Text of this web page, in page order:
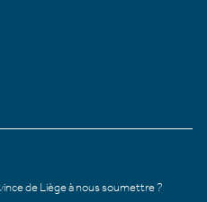
de Liège à nous soumettre ?